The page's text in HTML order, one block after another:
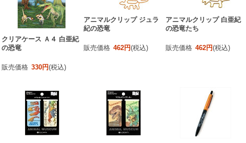
クリアケース Ａ４ 白亜紀
の恐竜
販売価格 330円(税込)
アニマルクリップ ジュラ
紀の恐竜
販売価格 462円(税込)
アニマルクリップ 白亜紀
の恐竜たち
販売価格 462円(税込)